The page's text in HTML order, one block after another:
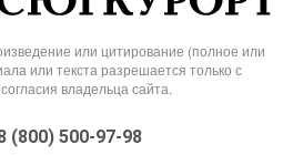
или цитирование (полное или
или текста разрешается только с
владельца сайта.
(800) 500-97-98